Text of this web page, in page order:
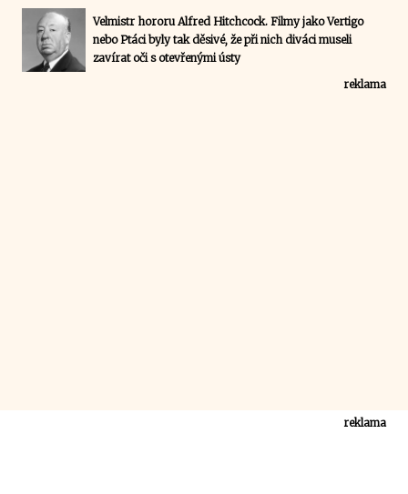
Velmistr hororu Alfred Hitchcock. Filmy jako Vertigo
nebo Ptáci byly tak děsivé, že při nich diváci museli
zavírat oči s otevřenými ústy
reklama
reklama